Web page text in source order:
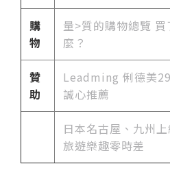
購
物
量>質的購物總覽
麼？
贊
助
Leadming 俐德美
誠心推薦
日本名古屋、九州
旅遊樂趣零時差